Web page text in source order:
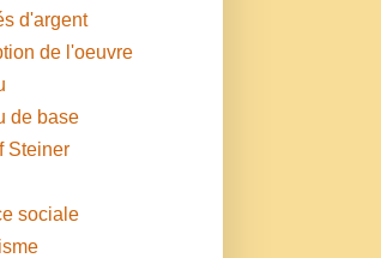
d'argent
de l'oeuvre
de base
Steiner
sociale